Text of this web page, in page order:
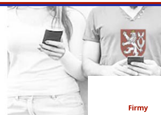
Firmy